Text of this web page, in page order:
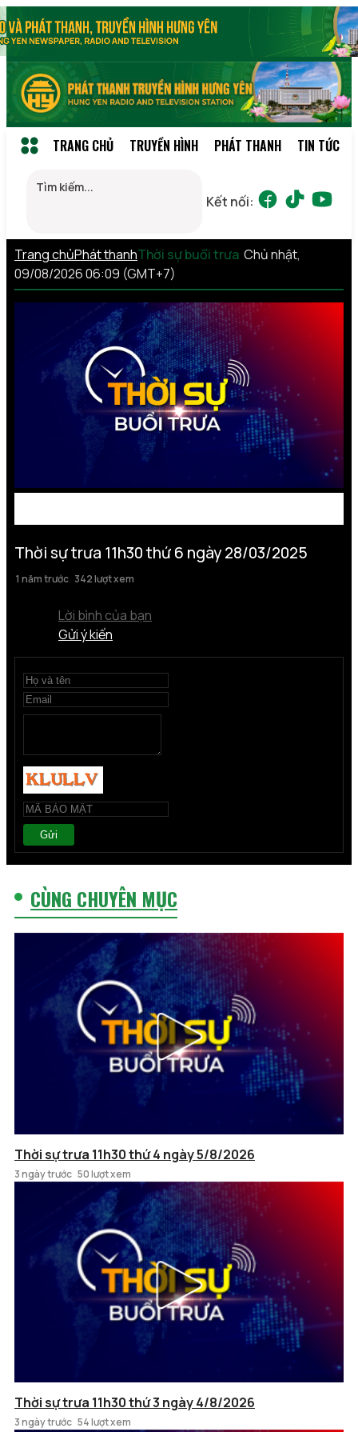
TRANG CHỦ TRUYỀN HÌNH PHÁT THANH TIN TỨC
Kết nối:
Trang chủPhát thanhThời sự buổi trưa Chủ nhật,
09/08/2026 06:09 (GMT+7)
Thời sự trưa 11h30 thứ 6 ngày 28/03/2025
1 năm trước 342 lượt xem
Lời bình của bạn
Gửi ý kiến
Gửi
CÙNG CHUYÊN MỤC
Thời sự trưa 11h30 thứ 4 ngày 5/8/2026
3 ngày trước 50 lượt xem
Thời sự trưa 11h30 thứ 3 ngày 4/8/2026
3 ngày trước 54 lượt xem